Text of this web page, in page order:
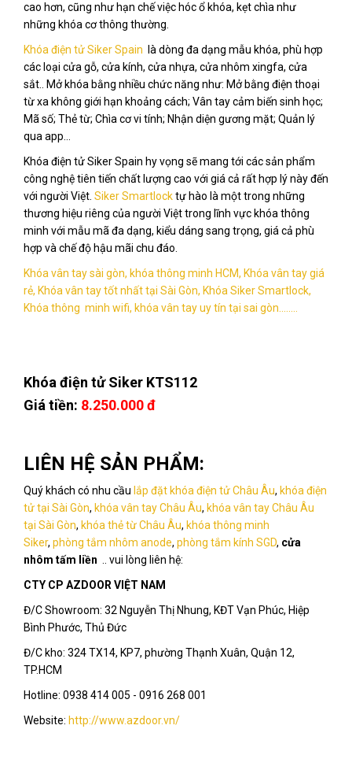
cao hơn, cũng như hạn chế việc hóc ổ khóa, kẹt chìa như
những khóa cơ thông thường.
Khóa điện tử Siker Spain là dòng đa dạng mẫu khóa, phù hợp
các loại cửa gỗ, cửa kính, cửa nhựa, cửa nhôm xingfa, cửa
sắt.. Mở khóa bằng nhiều chức năng như: Mở bằng điện thoại
từ xa không giới hạn khoảng cách; Vân tay cảm biến sinh học;
Mã số; Thẻ từ; Chìa cơ vi tính; Nhận diện gương mặt; Quản lý
qua app…
Khóa điện tử Siker Spain hy vọng sẽ mang tới các sản phẩm
công nghệ tiên tiến chất lượng cao với giá cả rất hợp lý này đến
với người Việt. Siker Smartlocktự hào là một trong những
thương hiệu riêng của người Việt trong lĩnh vực khóa thông
minh với mẫu mã đa dạng, kiểu dáng sang trọng, giá cả phù
hợp và chế độ hậu mãi chu đáo.
Khóa vân tay sài gòn, khóa thông minh HCM, Khóa vân tay giá
rẻ, Khóa vân tay tốt nhất tại Sài Gòn, Khóa Siker Smartlock,
Khóa thông minh wifi, khóa vân tay uy tín tại sai gòn........
Khóa điện tử Siker KTS112
Giá tiền: 8.250.000 đ
LIÊN HỆ SẢN PHẨM:
Quý khách có nhu cầu lắp đặt khóa điện tử Châu Âu, khóa điện
tử tại Sài Gòn, khóa vân tay Châu Âu, khóa vân tay Châu Âu
tại Sài Gòn, khóa thẻ từ Châu Âu, khóa thông minh
Siker, phòng tắm nhôm anode, phòng tắm kính SGD, cửa
nhôm tấm liền .. vui lòng liên hệ:
CTY CP AZDOOR VIỆT NAM
Đ/C Showroom: 32 Nguyễn Thị Nhung, KĐT Vạn Phúc, Hiệp
Bình Phước, Thủ Đức
Đ/C kho: 324 TX14, KP7, phường Thạnh Xuân, Quận 12,
TP.HCM
Hotline: 0938 414 005 - 0916 268 001
Website: http://www.azdoor.vn/